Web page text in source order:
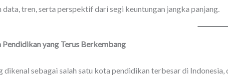
data, tren, serta perspektif dari segi keuntungan jangka panjang.
Pendidikan yang Terus Berkembang
dikenal sebagai salah satu kota pendidikan terbesar di